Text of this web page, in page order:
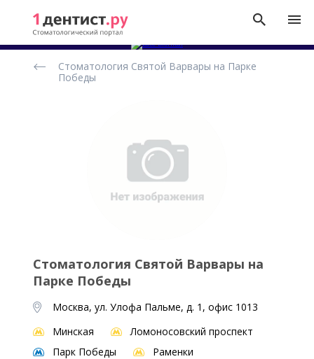
стоматологических
Стоматология Святой Варвары на Парке
Победы
Стоматология Святой Варвары на
Парке Победы
Москва, ул. Улофа Пальме, д. 1, офис 1013
Минская
Ломоносовский проспект
Парк Победы
Раменки